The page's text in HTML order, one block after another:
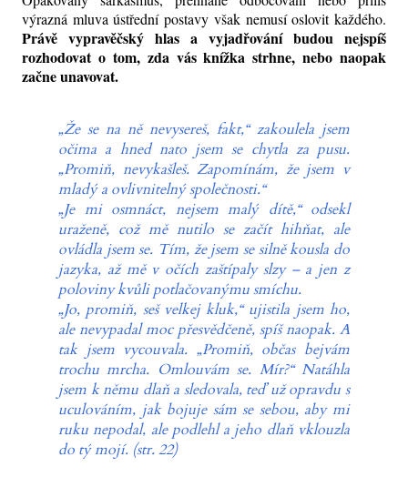
výrazná mluva ústřední postavy však nemusí oslovit každého.
Právě vypravěčský hlas a vyjadřování budou nejspíš
rozhodovat o tom, zda vás knížka strhne, nebo naopak
začne unavovat.
„Že se na ně nevysereš, fakt,“ zakoulela jsem
očima a hned nato jsem se chytla za pusu.
„Promiň, nevykašleš. Zapomínám, že jsem v
mladý a ovlivnitelný společnosti.“
„Je mi osmnáct, nejsem malý dítě,“ odsekl
uraženě, což mě nutilo se začít hihňat, ale
ovládla jsem se. Tím, že jsem se silně kousla do
jazyka, až mě v očích zaštípaly slzy – a jen z
poloviny kvůli potlačovanýmu smíchu.
„Jo, promiň, seš velkej kluk,“ ujistila jsem ho,
ale nevypadal moc přesvědčeně, spíš naopak. A
tak jsem vycouvala. „Promiň, občas bejvám
trochu mrcha. Omlouvám se. Mír?“ Natáhla
jsem k němu dlaň a sledovala, teď už opravdu s
uculováním, jak bojuje sám se sebou, aby mi
ruku nepodal, ale podlehl a jeho dlaň vklouzla
do tý mojí. (str. 22)